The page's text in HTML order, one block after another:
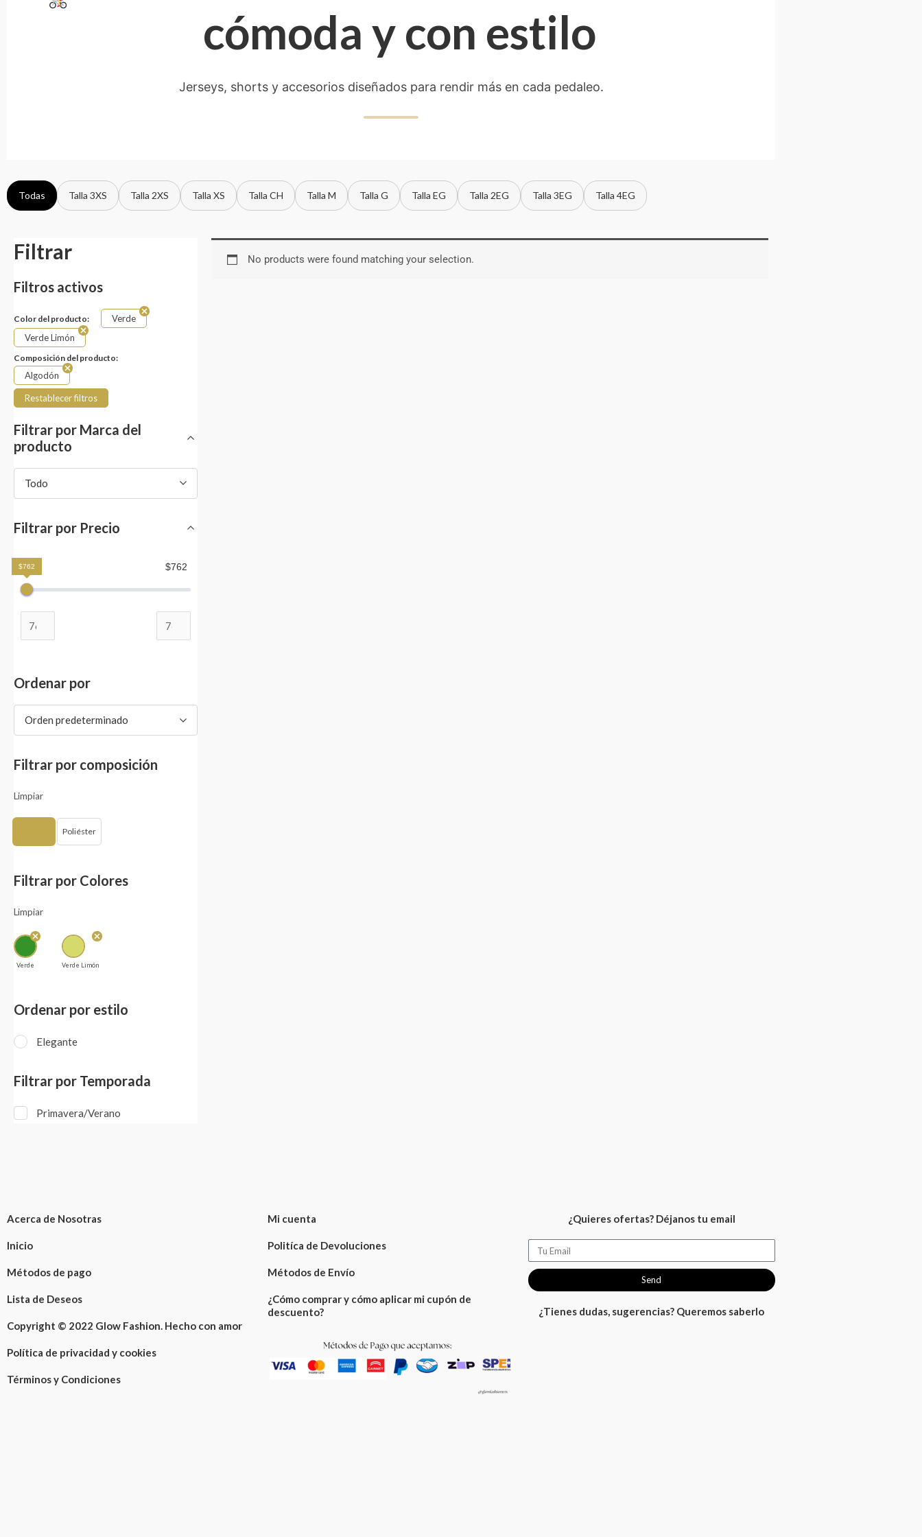
cómoda y con estilo
Jerseys, shorts y accesorios diseñados para rendir más en cada pedaleo.
Todas Talla 3XS Talla 2XS Talla XS Talla CH Talla M Talla G Talla EG Talla 2EG Talla 3EG Talla 4EG
Filtrar
Filtros activos
Color del producto:
Verde
Verde Limón
Composición del producto:
Algodón
Restablecer filtros
Filtrar por Marca del
producto
Todo
Filtrar por Precio
$762
$762
Ordenar por
Orden predeterminado
Filtrar por composición
Limpiar
Poliéster
Filtrar por Colores
Limpiar
Verde Verde Limón
Ordenar por estilo
Elegante
Filtrar por Temporada
Primavera/Verano
No products were found matching your selection.
Acerca de Nosotras
Inicio
Métodos de pago
Lista de Deseos
Copyright © 2022 Glow Fashion. Hecho con amor
Política de privacidad y cookies
Términos y Condiciones
Mi cuenta
Politíca de Devoluciones
Métodos de Envío
¿Cómo comprar y cómo aplicar mi cupón de
descuento?
¿Quieres ofertas? Déjanos tu email
Email
Send
¿Tienes dudas, sugerencias? Queremos saberlo